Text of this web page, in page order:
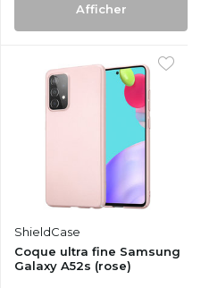
Afficher
ShieldCase
Coque ultra fine Samsung
Galaxy A52s (rose)